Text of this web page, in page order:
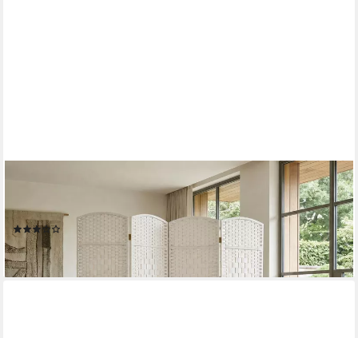
Paravent Trennwand Raumteiler aus Bambus Faltbar -
Abgerundet
62,90 €
lieferbar - in 3-4 Werktagen bei dir